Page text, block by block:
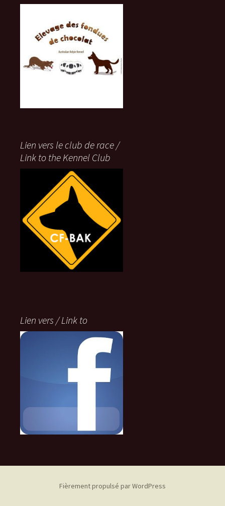
Lien vers le club de race /
Link to the Kennel Club
Lien vers / Link to
Fièrement propulsé par WordPress